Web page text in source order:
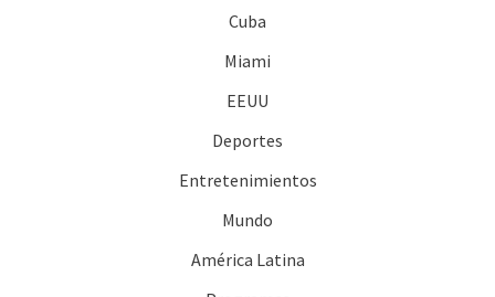
Cuba
Miami
EEUU
Deportes
Entretenimientos
Mundo
América Latina